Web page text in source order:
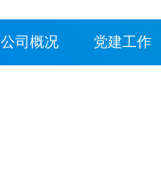
公司概况 党建工作